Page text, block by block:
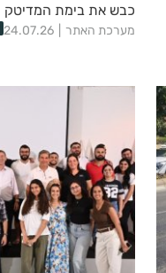
כבש את בימת המדיטק
מערכת האתר 24.07.26